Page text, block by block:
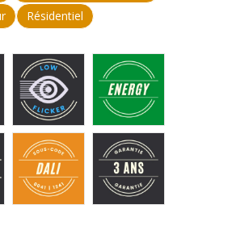
Résidentiel